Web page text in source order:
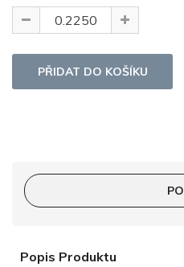
Popis Produktu